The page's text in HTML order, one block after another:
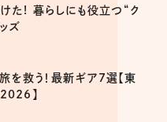
けた! 暮らしにも役立つ“ク
ズ
を救う！最新ギア7選【東
】